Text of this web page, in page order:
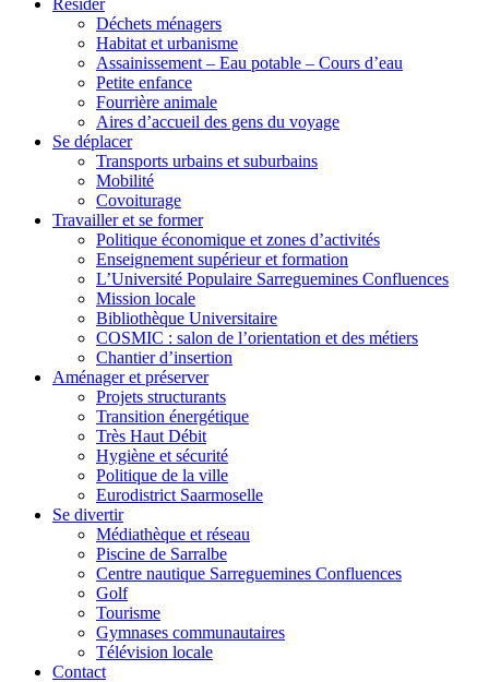
Résider
Déchets ménagers
Habitat et urbanisme
Assainissement – Eau potable – Cours d’eau
Petite enfance
Fourrière animale
Aires d’accueil des gens du voyage
Se déplacer
Transports urbains et suburbains
Mobilité
Covoiturage
Travailler et se former
Politique économique et zones d’activités
Enseignement supérieur et formation
L’Université Populaire Sarreguemines Confluences
Mission locale
Bibliothèque Universitaire
COSMIC : salon de l’orientation et des métiers
Chantier d’insertion
Aménager et préserver
Projets structurants
Transition énergétique
Très Haut Débit
Hygiène et sécurité
Politique de la ville
Eurodistrict Saarmoselle
Se divertir
Médiathèque et réseau
Piscine de Sarralbe
Centre nautique Sarreguemines Confluences
Golf
Tourisme
Gymnases communautaires
Télévision locale
Contact